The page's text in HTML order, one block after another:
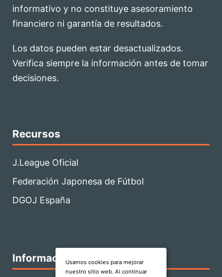
informativo y no constituye asesoramiento
financiero ni garantía de resultados.
Los datos pueden estar desactualizados.
Verifica siempre la información antes de tomar
decisiones.
Recursos
J.League Oficial
Federación Japonesa de Fútbol
DGOJ España
InformaciónUsamos cookies para mejorar
nuestro sitio web. Al continuar